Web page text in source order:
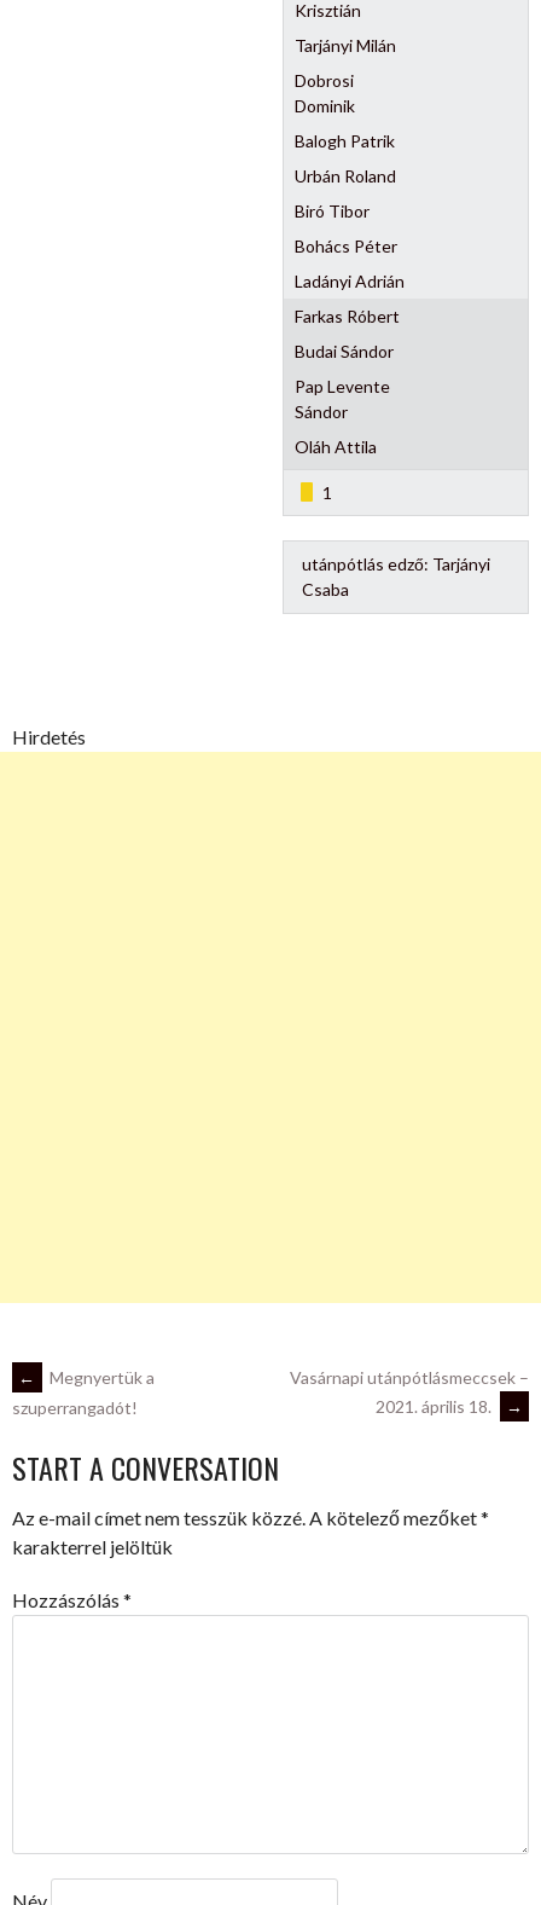
Krisztián
Tarjányi Milán
Dobrosi
Dominik
Balogh Patrik
Urbán Roland
Biró Tibor
Bohács Péter
Ladányi Adrián
Farkas Róbert
Budai Sándor
Pap Levente
Sándor
Oláh Attila
1
utánpótlás edző: Tarjányi
Csaba
Hirdetés
POST
NAVIGATION
←
Megnyertük a
szuperrangadót!
Vasárnapi utánpótlásmeccsek –
2021. április 18.
→
START A CONVERSATION
Az e-mail címet nem tesszük közzé.A kötelező mezőket*
karakterrel jelöltük
Hozzászólás *